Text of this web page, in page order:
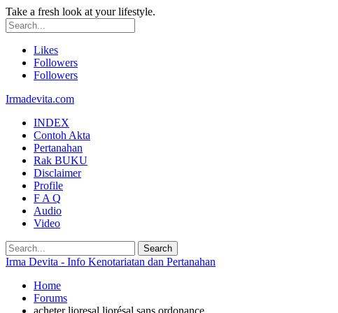
Take a fresh look at your lifestyle.
Likes
Followers
Followers
Irmadevita.com
INDEX
Contoh Akta
Pertanahan
Rak BUKU
Disclaimer
Profile
F A Q
Audio
Video
Irma Devita - Info Kenotariatan dan Pertanahan
Home
Forums
acheter lioresal liorésal sans ordonance